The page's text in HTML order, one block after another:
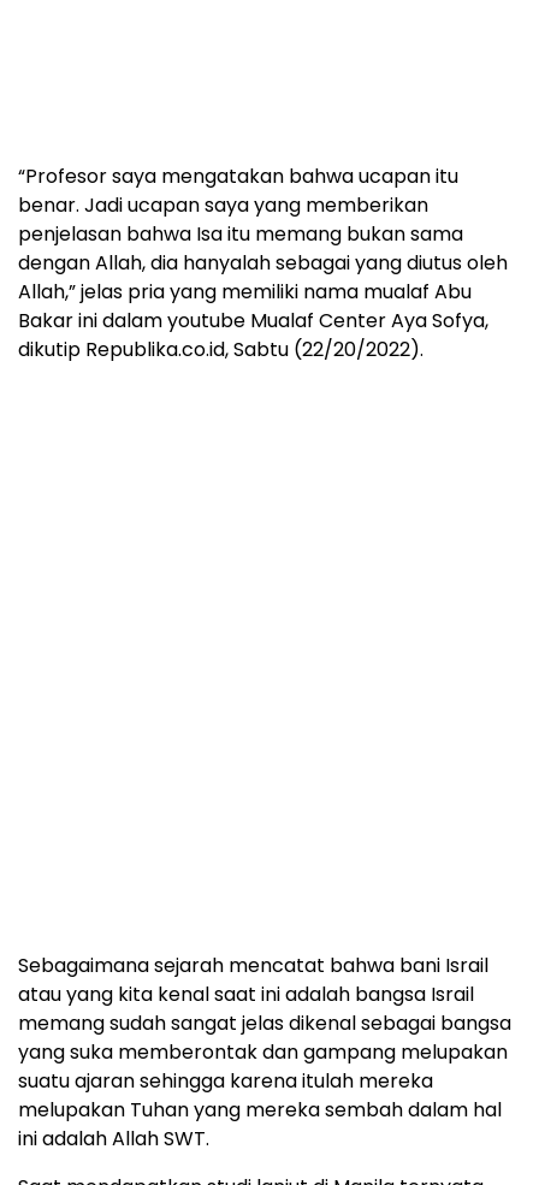
“Profesor saya mengatakan bahwa ucapan itu
benar. Jadi ucapan saya yang memberikan
penjelasan bahwa Isa itu memang bukan sama
dengan Allah, dia hanyalah sebagai yang diutus oleh
Allah,” jelas pria yang memiliki nama mualaf Abu
Bakar ini dalam youtube Mualaf Center Aya Sofya,
dikutip Republika.co.id, Sabtu (22/20/2022).
Sebagaimana sejarah mencatat bahwa bani Israil
atau yang kita kenal saat ini adalah bangsa Israil
memang sudah sangat jelas dikenal sebagai bangsa
yang suka memberontak dan gampang melupakan
suatu ajaran sehingga karena itulah mereka
melupakan Tuhan yang mereka sembah dalam hal
ini adalah Allah SWT.